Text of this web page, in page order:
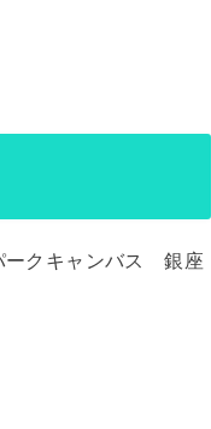
ークキャンバス 銀座